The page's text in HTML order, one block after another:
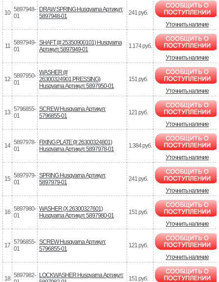
10 5897948-
01
DRAW SPRING Husqvarna Артикул:
5897948-01
241 руб.
Уточнить наличие
11
5897949-
01
SHAFT (# 25350900101) Husqvarna
Артикул: 5897949-01
1.174 руб.
Уточнить наличие
12 5897950-
01
WASHER (#
26300324901,PRESSING)
Husqvarna Артикул: 5897950-01
151 руб.
Уточнить наличие
13 5796855-
01
SCREW Husqvarna Артикул:
5796855-01
121 руб.
Уточнить наличие
14 5897978-
01
FIXING PLATE (# 26300324801)
Husqvarna Артикул: 5897978-01
1.384 руб.
Уточнить наличие
15 5897979-
01
SPRING Husqvarna Артикул:
5897979-01
241 руб.
Уточнить наличие
16 5897980-
01
WASHER (X 26300327601)
Husqvarna Артикул: 5897980-01
151 руб.
Уточнить наличие
17 5796855-
01
SCREW Husqvarna Артикул:
5796855-01
121 руб.
Уточнить наличие
18 5897982- LOCKWASHER Husqvarna Артикул:
151 руб.